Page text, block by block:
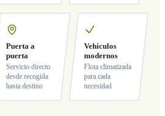
Puerta a
puerta
Servicio directo
desde recogida
hasta destino
Vehículos
modernos
Flota climatizada
para cada
necesidad